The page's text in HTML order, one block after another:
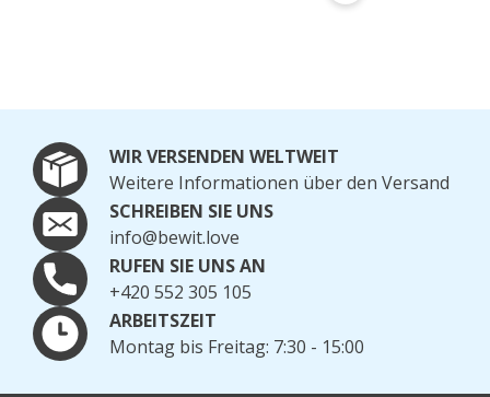
WIR VERSENDEN WELTWEIT
Weitere Informationen über den Versand
SCHREIBEN SIE UNS
info@bewit.love
RUFEN SIE UNS AN
+420 552 305 105
ARBEITSZEIT
Montag bis Freitag: 7:30 - 15:00